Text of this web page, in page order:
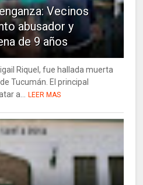
Vecinos
abusador y
de 9 años
Riquel, fue hallada muerta
Tucumán. El principal
a... LEER MAS